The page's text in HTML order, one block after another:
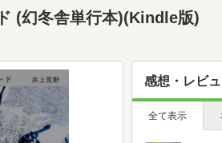
(幻冬舎単行本)(Kindle版)
感想・レビ
全て表示